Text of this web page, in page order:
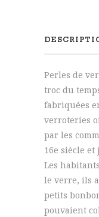
Perles de
troc du
fabriquées
verroteries
par les
16e siècle et
Les
le verre, ils
petits
pouvaient